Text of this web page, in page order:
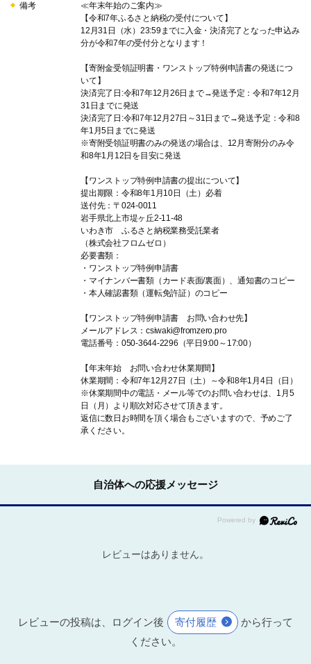
備考
≪年末年始のご案内≫
【令和7年ふるさと納税の受付について】
12月31日（水）23:59までに入金・決済完了となった申込み
分が令和7年の受付分となります！
【寄附金受領証明書・ワンストップ特例申請書の発送につ
いて】
決済完了日:令和7年12月26日まで→発送予定：令和7年12月
31日までに発送
決済完了日:令和7年12月27日～31日まで→発送予定：令和8
年1月5日までに発送
※寄附受領証明書のみの発送の場合は、12月寄附分のみ令
和8年1月12日を目安に発送
【ワンストップ特例申請書の提出について】
提出期限：令和8年1月10日（土）必着
送付先：〒024-0011
岩手県北上市堤ヶ丘2-11-48
いわき市 ふるさと納税業務受託業者
（株式会社フロムゼロ）
必要書類：
・ワンストップ特例申請書
・マイナンバー書類（カード表面/裏面）、通知書のコピー
・本人確認書類（運転免許証）のコピー
【ワンストップ特例申請書 お問い合わせ先】
メールアドレス：csiwaki@fromzero.pro
電話番号：050-3644-2296（平日9:00～17:00）
【年末年始 お問い合わせ休業期間】
休業期間：令和7年12月27日（土）～令和8年1月4日（日）
※休業期間中の電話・メール等でのお問い合わせは、1月5
日（月）より順次対応させて頂きます。
返信に数日お時間を頂く場合もございますので、予めご了
承ください。
自治体への応援メッセージ
レビューはありません。
レビューの投稿は、ログイン後 寄付履歴
から行って
ください。